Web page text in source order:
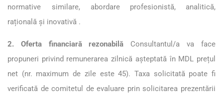
normative similare, abordare profesionistă, analitică,
rațională şi inovativă .
2. Oferta financiară rezonabilă Consultantul/a va face
propuneri privind remunerarea zilnică așteptată în MDL prețul
net (nr. maximum de zile este 45). Taxa solicitată poate fi
verificată de comitetul de evaluare prin solicitarea prezentării